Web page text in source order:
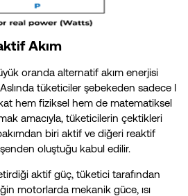
Akım
oranda alternatif akım enerjisi
Aslında tüketiciler şebekeden sadece I
hem fiziksel hem de matematiksel
amacıyla, tüketicilerin çektikleri
biri aktif ve diğeri reaktif
oluştuğu kabul edilir.
aktif güç, tüketici tarafından
motorlarda mekanik güce, ısı